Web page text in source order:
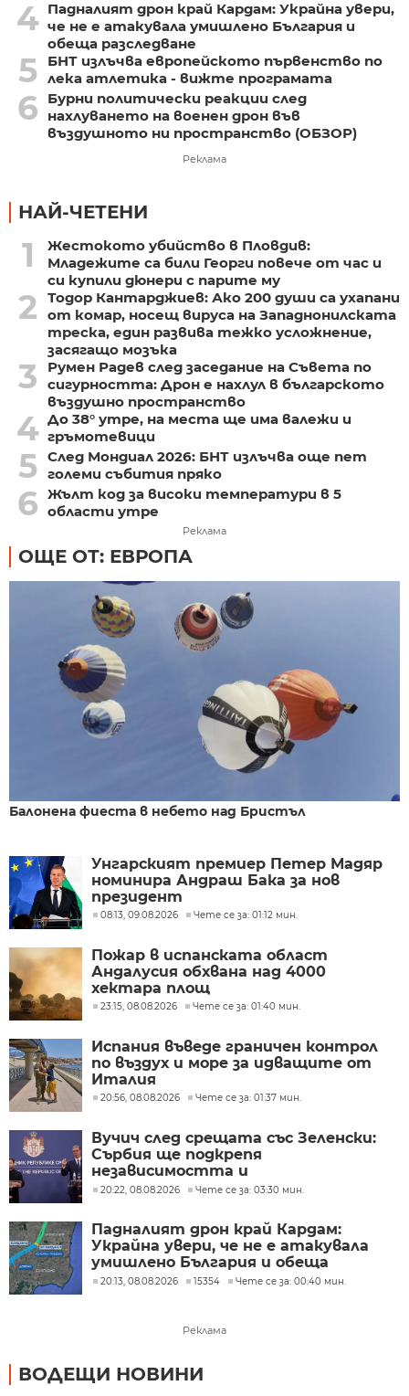
4 Падналият дрон край Кардам: Украйна увери,
че не е атакувала умишлено България и
обеща разследване
5
БНТ излъчва европейското първенство по
лека атлетика - вижте програмата
6
Бурни политически реакции след
нахлуването на военен дрон във
въздушното ни пространство (ОБЗОР)
Реклама
НАЙ-ЧЕТЕНИ
1
Жестокото убийство в Пловдив:
Младежите са били Георги повече от час и
си купили дюнери с парите му
2
Тодор Кантарджиев: Ако 200 души са ухапани
от комар, носещ вируса на Западнонилската
треска, един развива тежко усложнение,
засягащо мозъка
3
Румен Радев след заседание на Съвета по
сигурността: Дрон е нахлул в българското
въздушно пространство
4 До 38° утре, на места ще има валежи и
гръмотевици
5 След Мондиал 2026: БНТ излъчва още пет
големи събития пряко
6 Жълт код за високи температури в 5
области утре
Реклама
ОЩЕ ОТ: ЕВРОПА
Балонена фиеста в небето над Бристъл
Унгарският премиер Петер Мадяр
номинира Андраш Бака за нов
президент
08:13, 09.08.2026 Чете се за: 01:12 мин.
Пожар в испанската област
Андалусия обхвана над 4000
хектара площ
23:15, 08.08.2026 Чете се за: 01:40 мин.
Испания въведе граничен контрол
по въздух и море за идващите от
Италия
20:56, 08.08.2026 Чете се за: 01:37 мин.
Вучич след срещата със Зеленски:
Сърбия ще подкрепя
независимостта и
териториалната цялост на
20:22, 08.08.2026 Чете се за: 03:30 мин.
Падналият дрон край Кардам:
Украйна увери, че не е атакувала
умишлено България и обеща
разследване
20:13, 08.08.2026 15354 Чете се за: 00:40 мин.
Реклама
ВОДЕЩИ НОВИНИ